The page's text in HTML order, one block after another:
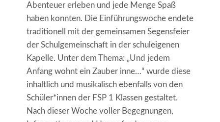
Abenteuer erleben und jede Menge Spaß
haben konnten. Die Einführungswoche endete
traditionell mit der gemeinsamen Segensfeier
der Schulgemeinschaft in der schuleigenen
Kapelle. Unter dem Thema: „Und jedem
Anfang wohnt ein Zauber inne…“ wurde diese
inhaltlich und musikalisch ebenfalls von den
Schüler*innen der FSP 1 Klassen gestaltet.
Nach dieser Woche voller Begegnungen,